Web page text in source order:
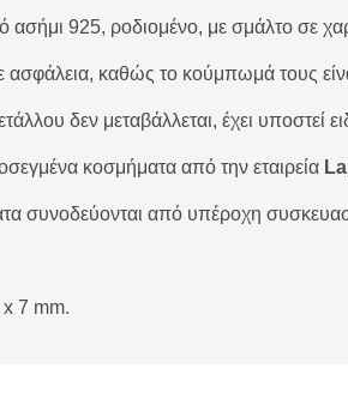
ασήμι 925, ροδιομένο, με σμάλτο σε
καθώς το κούμπωμά τους
δεν μεταβάλλεται, έχει υποστεί
κοσμήματα από την εταιρεία
συνοδεύονται από υπέροχη
x 7 mm.